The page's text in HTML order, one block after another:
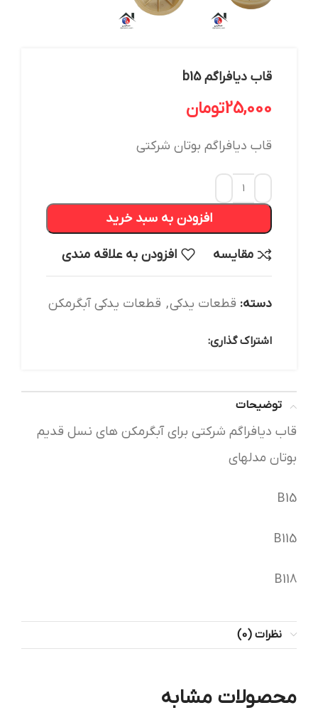
قاب دیافراگم b15
25,000تومان
قاب دیافراگم بوتان شرکتی
افزودن به سبد خرید
مقایسه افزودن به علاقه مندی
دسته: قطعات یدکی, قطعات یدکی آبگرمکن
اشتراک گذاری:
توضیحات
قاب دیافراگم شرکتی برای آبگرمکن های نسل قدیم
بوتان مدلهای
B15
B115
B118
نظرات (0)
محصولات مشابه